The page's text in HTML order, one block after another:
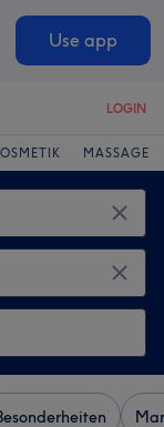
Use app
LOGIN
MASSAGE